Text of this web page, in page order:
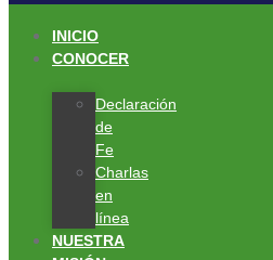
INICIO
CONOCER
Declaración
de
Fe
Charlas
en
línea
NUESTRA